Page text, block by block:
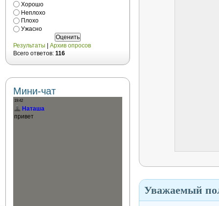
Уважаемый
Хорошо
Неплохо
Плохо
Ужасно
Результаты
Архив опросов
Всего ответов: 116
Мини-чат